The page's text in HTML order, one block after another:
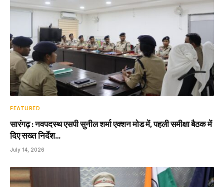
FEATURED
सारंगढ़ : नवपदस्थ एसपी सुनील शर्मा एक्शन मोड में, पहली समीक्षा बैठक में
दिए सख्त निर्देश…
July 14, 2026